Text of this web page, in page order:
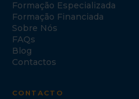
Formação Especializada
Formação Financiada
Sobre Nós
FAQs
Blog
Contactos
CONTACTO